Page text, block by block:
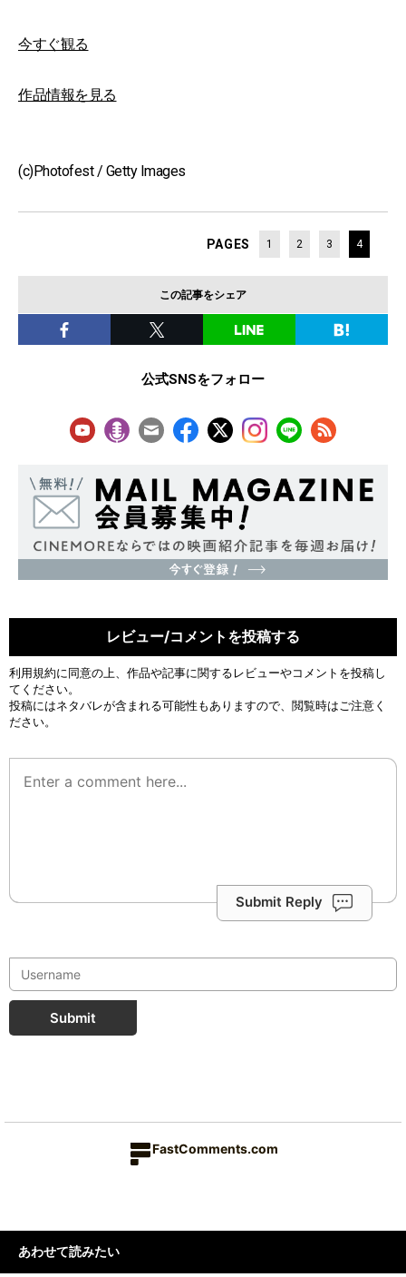
今すぐ観る
作品情報を見る
(c)Photofest / Getty Images
PAGES 1 2 3 4
この記事をシェア
公式SNSをフォロー
レビュー/コメントを投稿する
利用規約に同意の上、作品や記事に関するレビューやコメントを投稿し
てください。
投稿にはネタバレが含まれる可能性もありますので、閲覧時はご注意く
ださい。
Submit Reply
Submit
FastComments.com
あわせて読みたい